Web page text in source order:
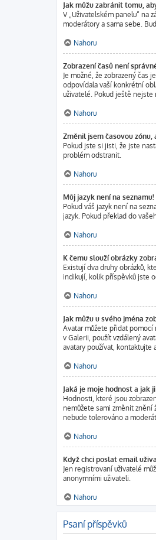
Jak můžu zabránit tomu,
V „Uživatelském panelu“ na
moderátory a sama sebe.
Nahoru
Zobrazení časů není
Je možné, že zobrazený čas
odpovídala vaší konkrétní
uživatelé. Pokud ještě
Nahoru
Změnil jsem časovou
Pokud jste si jisti, že jste
problém odstranit.
Nahoru
Můj jazyk není na seznamu!
Pokud váš jazyk není na
jazyk. Pokud překlad do
Nahoru
K čemu slouží obrázky
Existují dva druhy obrázků,
indikují, kolik příspěvků jste
Nahoru
Jak můžu u svého jména
Avatar můžete přidat pomocí
v Galerii, použít vzdálený
avatary používat, kontaktujte
Nahoru
Jaká je moje hodnost a jak
Hodnosti, které jsou
nemůžete sami změnit
nebude tolerováno a
Nahoru
Když chci poslat email
Jen registrovaní uživatelé
anonymními uživateli.
Nahoru
Psaní příspěvků